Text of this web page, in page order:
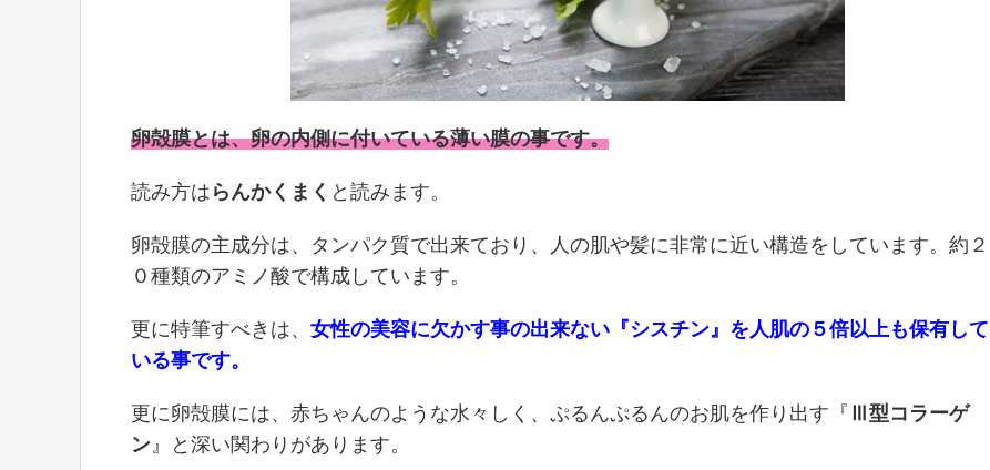
卵殻膜とは、卵の内側に付いている薄い膜の事です。
読み方は らんかくまく と読みます。
卵殻膜の主成分は、タンパク質で出来ており、人の肌や髪に非常に近い構造をしています。約２
０種類のアミノ酸で構成しています。
更に特筆すべきは、 女性の美容に欠かす事の出来ない『シスチン』を人肌の５倍以上も保有して
いる事です。
更に卵殻膜には、赤ちゃんのような水々しく、ぷるんぷるんのお肌を作り出す『 Ⅲ型コラーゲ
ン 』と深い関わりがあります。